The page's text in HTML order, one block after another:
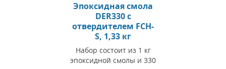
Эпоксидная смола
DER330 c
отвердителем FCH-
S, 1,33 кг
Набор состоит из 1 кг
эпоксидной смолы и 330